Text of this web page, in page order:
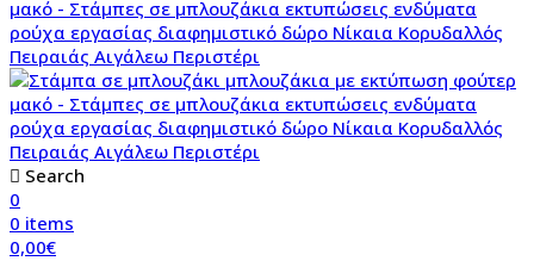
Search
0
0 items
0,00€